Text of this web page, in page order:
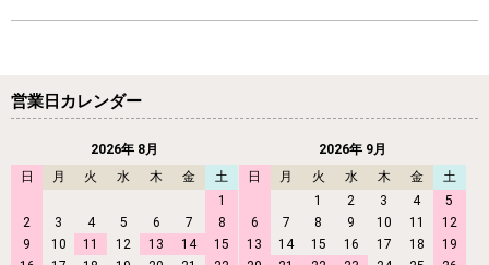
営業日カレンダー
2026年 8月
日
月 火 水 木 金
土
1
2
3 4 5 6 7
8
9
10 11 12 13 14
15
2026年 9月
日
月 火 水 木 金
土
1
2 3 4
5
6
7 8 9 10 11
12
13
14 15 16 17 18
19